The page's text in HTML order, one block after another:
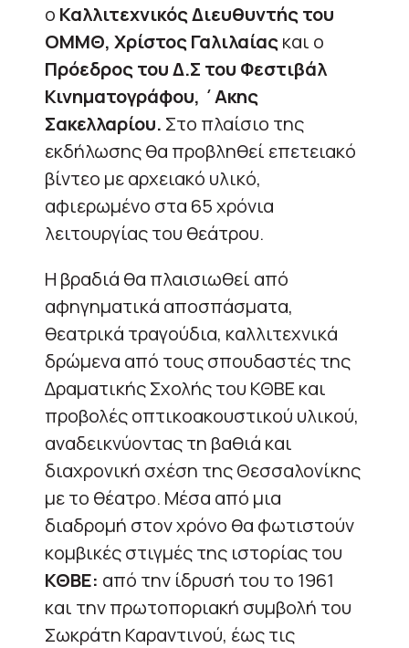
ο Καλλιτεχνικός Διευθυντής του
ΟΜΜΘ, Χρίστος Γαλιλαίαςκαι ο
Πρόεδρος του Δ.Σ του Φεστιβάλ
Κινηματογράφου, ΄Ακης
Σακελλαρίου. Στο πλαίσιο της
εκδήλωσης θα προβληθεί επετειακό
βίντεο με αρχειακό υλικό,
αφιερωμένο στα 65 χρόνια
λειτουργίας του θεάτρου.
Η βραδιά θα πλαισιωθεί από
αφηγηματικά αποσπάσματα,
θεατρικά τραγούδια, καλλιτεχνικά
δρώμενα από τους σπουδαστές της
Δραματικής Σχολής του ΚΘΒΕ και
προβολές οπτικοακουστικού υλικού,
αναδεικνύοντας τη βαθιά και
διαχρονική σχέση της Θεσσαλονίκης
με το θέατρο. Μέσα από μια
διαδρομή στον χρόνο θα φωτιστούν
κομβικές στιγμές της ιστορίας του
ΚΘΒΕ: από την ίδρυσή του το 1961
και την πρωτοποριακή συμβολή του
Σωκράτη Καραντινού, έως τις